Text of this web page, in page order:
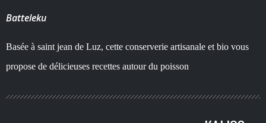
Batteleku
Basée à saint jean de Luz, cette conserverie artisanale et bio vous
propose de délicieuses recettes autour du poisson